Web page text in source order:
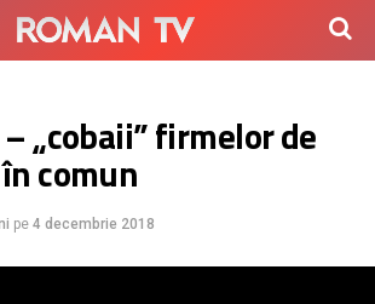
„cobaii” firmelor de
comun
pe 4 decembrie 2018